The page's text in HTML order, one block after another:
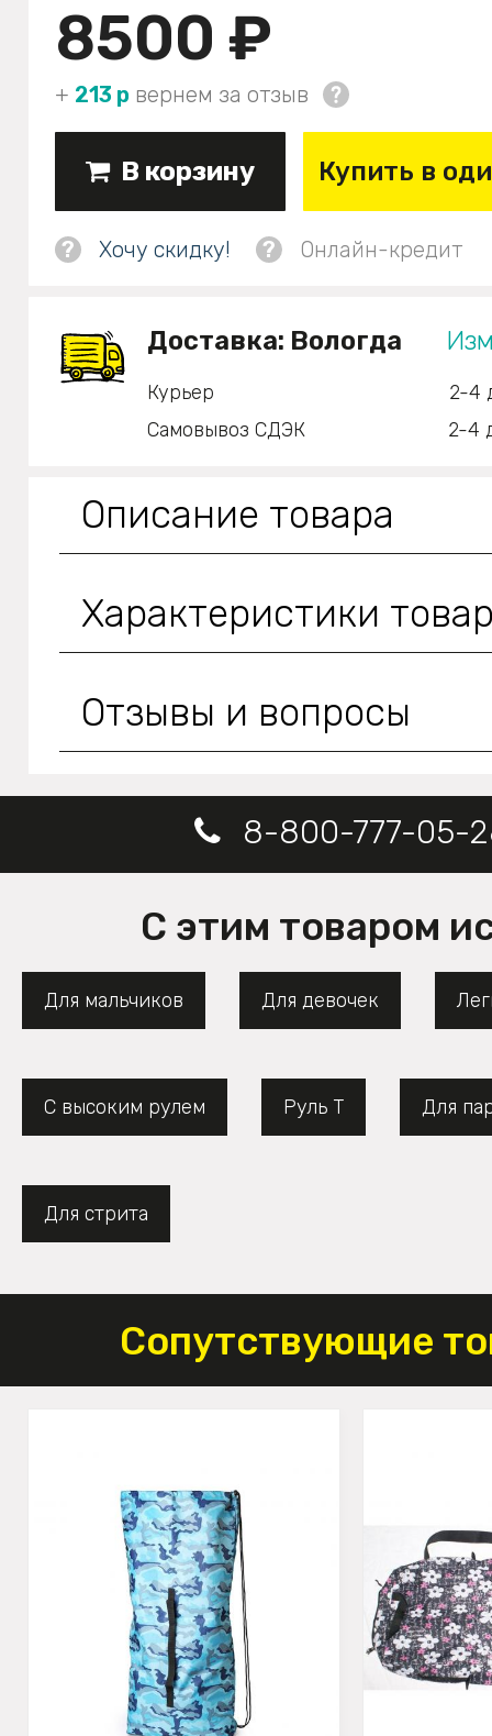
8500 ₽
+ 213 р вернем за отзыв
В корзину Купить в
? Хочу скидку! ? Онлайн-кредит
Доставка: Вологда
Курьер
2-4
Самовывоз СДЭК
2-4
Описание товара
Характеристики
Отзывы и вопросы
8-800-777-05-
С этим товаром
Для мальчиков Для девочек
С высоким рулем Руль Т Для
Для стрита
Сопутствующие